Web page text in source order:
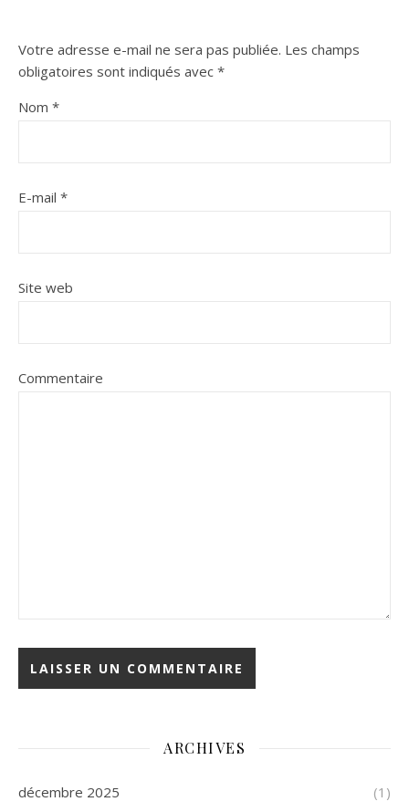
Votre adresse e-mail ne sera pas publiée. Les champs
obligatoires sont indiqués avec *
Nom *
E-mail *
Site web
Commentaire
ARCHIVES
décembre 2025 (1)